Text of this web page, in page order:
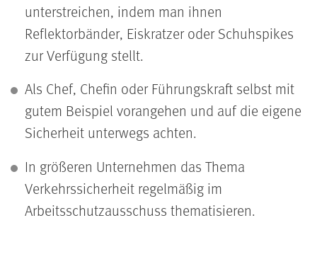
unterstreichen, indem man ihnen
Reflektorbänder, Eiskratzer oder Schuhspikes
zur Verfügung stellt.
Als Chef, Chefin oder Führungskraft selbst mit
gutem Beispiel vorangehen und auf die eigene
Sicherheit unterwegs achten.
In größeren Unternehmen das Thema
Verkehrssicherheit regelmäßig im
Arbeitsschutzausschuss thematisieren.